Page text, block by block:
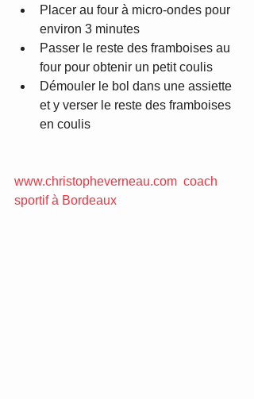
Placer au four à micro-ondes pour
environ 3 minutes
Passer le reste des framboises au
four pour obtenir un petit coulis
Démouler le bol dans une assiette
et y verser le reste des framboises
en coulis
www.christopheverneau.com  coach
sportif à Bordeaux